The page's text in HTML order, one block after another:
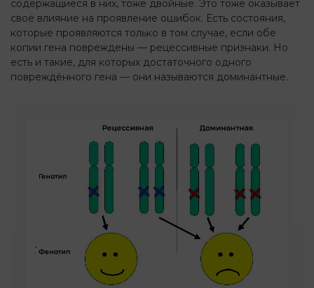
содержащиеся в них, тоже двойные. Это тоже оказывает
своё влияние на проявление ошибок. Есть состояния,
которые проявляются только в том случае, если обе
копии гена повреждены — рецессивные признаки. Но
есть и такие, для которых достаточного одного
повреждённого гена — они называются доминантные.